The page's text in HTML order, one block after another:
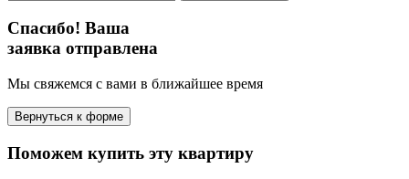
Спасибо! Ваша
заявка отправлена
Мы свяжемся с вами в ближайшее время
Вернуться к форме
Поможем купить эту квартиру